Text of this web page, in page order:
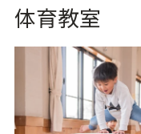
体育教室